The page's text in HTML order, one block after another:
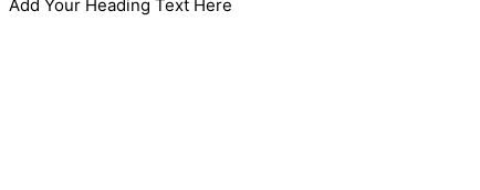
Add Your Heading Text Here